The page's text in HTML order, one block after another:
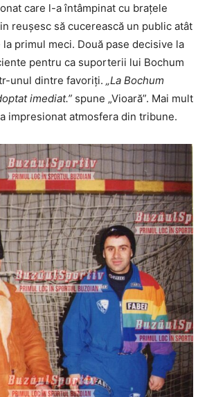
care l-a întâmpinat cu brațele
reușesc să cucerească un public atât
primul meci. Două pase decisive la
pentru ca suporterii lui Bochum
unul dintre favoriți. „La Bochum
imediat.” spune „Vioară”. Mai mult
impresionat atmosfera din tribune.